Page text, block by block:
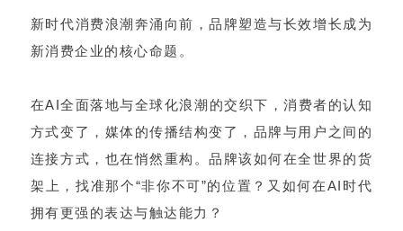
新时代消费浪潮奔涌向前，品牌塑造与长效增长成为
新消费企业的核心命题。
在AI全面落地与全球化浪潮的交织下，消费者的认知
方式变了，媒体的传播结构变了，品牌与用户之间的
连接方式，也在悄然重构。品牌该如何在全世界的货
架上，找准那个“非你不可”的位置？又如何在AI时代
拥有更强的表达与触达能力？